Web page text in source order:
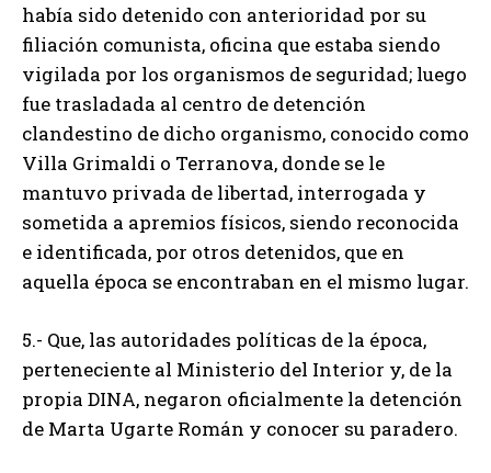
había sido detenido con anterioridad por su
filiación comunista, oficina que estaba siendo
vigilada por los organismos de seguridad; luego
fue trasladada al centro de detención
clandestino de dicho organismo, conocido como
Villa Grimaldi o Terranova, donde se le
mantuvo privada de libertad, interrogada y
sometida a apremios físicos, siendo reconocida
e identificada, por otros detenidos, que en
aquella época se encontraban en el mismo lugar.
5.- Que, las autoridades políticas de la época,
perteneciente al Ministerio del Interior y, de la
propia DINA, negaron oficialmente la detención
de Marta Ugarte Román y conocer su paradero.